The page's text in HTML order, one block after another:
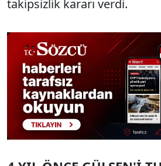
takipsizlik kararı verdi.